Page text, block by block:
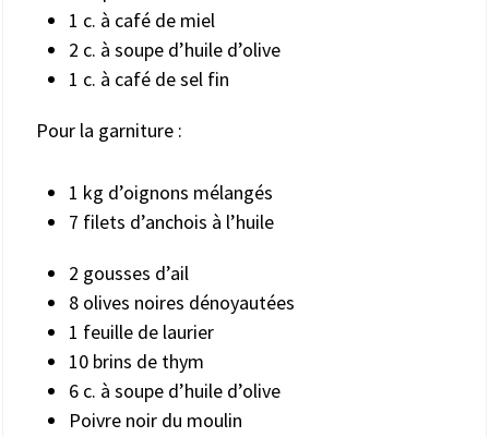
1 c. à café de miel
2 c. à soupe d’huile d’olive
1 c. à café de sel fin
Pour la garniture :
1 kg d’oignons mélangés
7 filets d’anchois à l’huile
2 gousses d’ail
8 olives noires dénoyautées
1 feuille de laurier
10 brins de thym
6 c. à soupe d’huile d’olive
Poivre noir du moulin